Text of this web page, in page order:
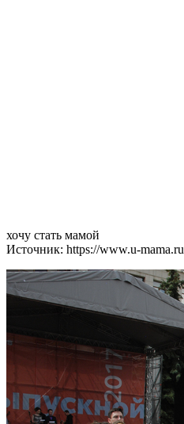
хочу стать мамой
Источник: https://www.u-mama.ru